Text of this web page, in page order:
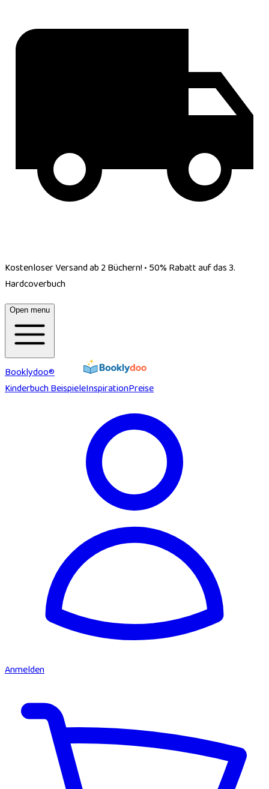
Kostenloser Versand ab 2 Büchern!•50% Rabatt auf das 3.
Hardcoverbuch
Open menu
Booklydoo®
Kinderbuch BeispieleInspirationPreise
Anmelden